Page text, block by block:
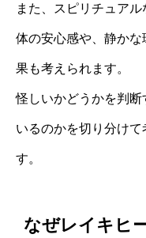
また、スピリチュア
体の安心感や、静か
果も考えられます。
怪しいかどうかを判
いるのかを切り分け
す。
なぜレイキヒ